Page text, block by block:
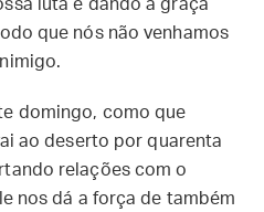
luta e dando a graça
que nós não venhamos
domingo, como que
ao deserto por quarenta
relações com o
nos dá a força de também